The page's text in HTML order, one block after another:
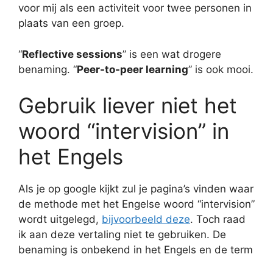
voor mij als een activiteit voor twee personen in
plaats van een groep.
“Reflective sessions” is een wat drogere
benaming. “Peer-to-peer learning” is ook mooi.
Gebruik liever niet het
woord “intervision” in
het Engels
Als je op google kijkt zul je pagina’s vinden waar
de methode met het Engelse woord “intervision”
wordt uitgelegd, bijvoorbeeld deze. Toch raad
ik aan deze vertaling niet te gebruiken. De
benaming is onbekend in het Engels en de term